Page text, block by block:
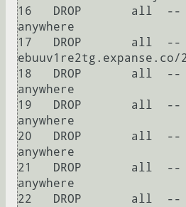
16   DROP       all  --
anywhere
17   DROP       all  --
ebuuv1re2tg.expanse.co/
18   DROP       all  --
anywhere
19   DROP       all  --
anywhere
20   DROP       all  --
anywhere
21   DROP       all  --
anywhere
22   DROP       all  --